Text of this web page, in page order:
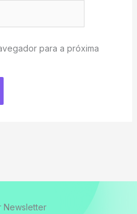
para a próxima
Newsletter